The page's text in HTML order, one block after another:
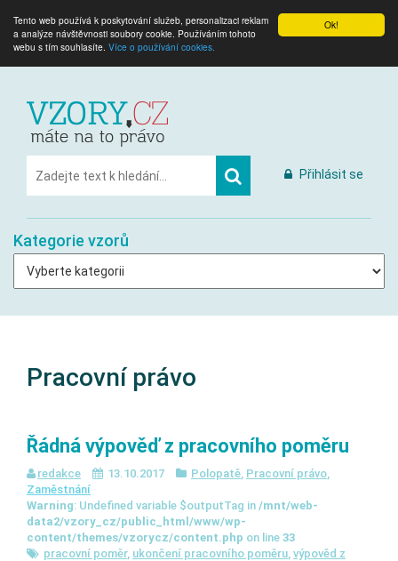
Ok!
Tento web používá k poskytování služeb, personalizaci reklam
a analýze návštěvnosti soubory cookie. Používáním tohoto
webu s tím souhlasíte. Více o používání cookies.
Přihlásit se
Kategorie vzorů
Pracovní právo
Řádná výpověď z pracovního poměru
redakce 13.10.2017 Polopatě, Pracovní právo,
Zaměstnání
Warning: Undefined variable $outputTag in /mnt/web-
data2/vzory_cz/public_html/www/wp-
content/themes/vzorycz/content.php on line 33
pracovní poměr, ukončení pracovního poměru, výpověd z